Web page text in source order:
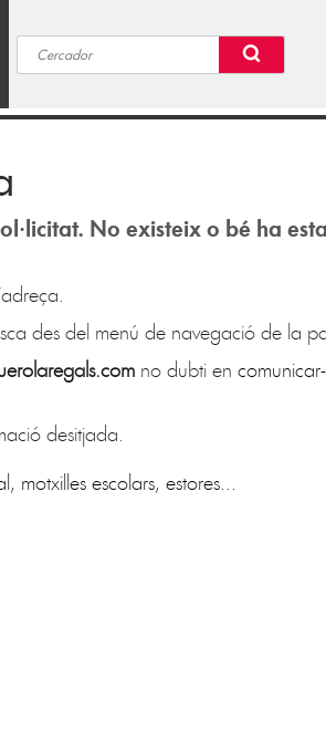
No existeix o bé ha
des del menú de navegació de la
no dubti en
desitjada.
motxilles escolars, estores...